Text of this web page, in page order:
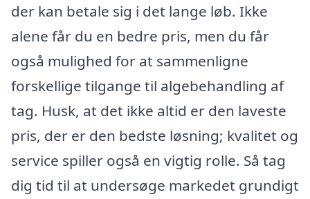
der kan betale sig i det lange løb. Ikke
alene får du en bedre pris, men du får
også mulighed for at sammenligne
forskellige tilgange til algebehandling af
tag. Husk, at det ikke altid er den laveste
pris, der er den bedste løsning; kvalitet og
service spiller også en vigtig rolle. Så tag
dig tid til at undersøge markedet grundigt